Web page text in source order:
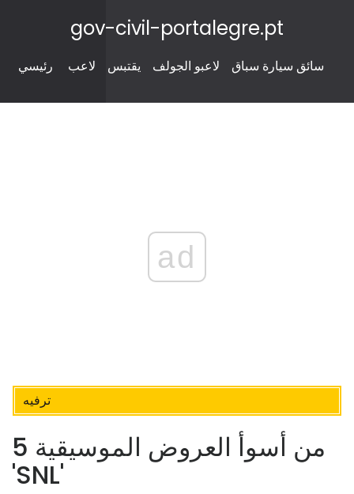
gov-civil-portalegre.pt
رئيسي لاعب يقتبس لاعبو الجولف سائق سيارة سباق
ad
ترفيه
5 من أسوأ العروض الموسيقية
'SNL'